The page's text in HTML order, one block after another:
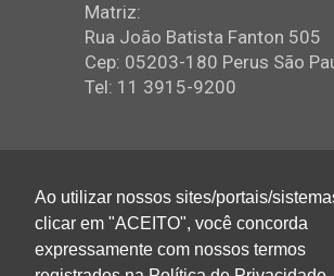
Matriz:
Rua João Batista Fanton 505
Cep: 05203-180 Perus São
Tel: 11 3915-9200
Ao utilizar nossos sites/portais/
clicar em "ACEITO", você concorda
expressamente com nossos termos